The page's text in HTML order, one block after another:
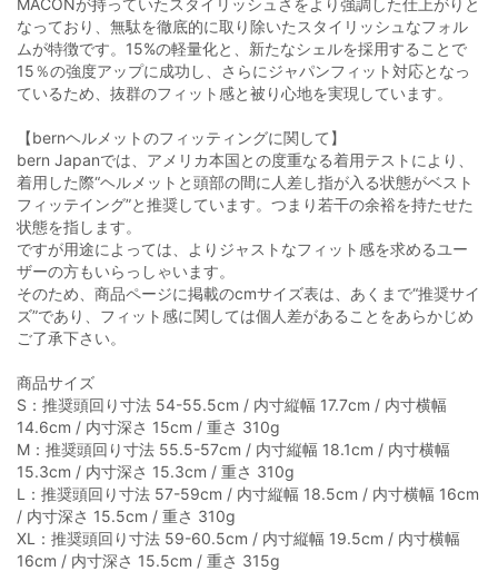
なっており、無駄を徹底的に取り除いたスタイリッシュなフォル
ムが特徴です。15%の軽量化と、新たなシェルを採用することで
15％の強度アップに成功し、さらにジャパンフィット対応となっ
ているため、抜群のフィット感と被り心地を実現しています。
【bernヘルメットのフィッティングに関して】
bern Japanでは、アメリカ本国との度重なる着用テストにより、
着用した際“ヘルメットと頭部の間に人差し指が入る状態がベスト
フィッテイング”と推奨しています。つまり若干の余裕を持たせた
状態を指します。
ですが用途によっては、よりジャストなフィット感を求めるユー
ザーの方もいらっしゃいます。
そのため、商品ページに掲載のcmサイズ表は、あくまで“推奨サイ
ズ”であり、フィット感に関しては個人差があることをあらかじめ
ご了承下さい。
商品サイズ
S：推奨頭回り寸法 54-55.5cm / 内寸縦幅 17.7cm / 内寸横幅
14.6cm / 内寸深さ 15cm / 重さ 310g
M：推奨頭回り寸法 55.5-57cm / 内寸縦幅 18.1cm / 内寸横幅
15.3cm / 内寸深さ 15.3cm / 重さ 310g
L：推奨頭回り寸法 57-59cm / 内寸縦幅 18.5cm / 内寸横幅 16cm
/ 内寸深さ 15.5cm / 重さ 310g
XL：推奨頭回り寸法 59-60.5cm / 内寸縦幅 19.5cm / 内寸横幅
16cm / 内寸深さ 15.5cm / 重さ 315g